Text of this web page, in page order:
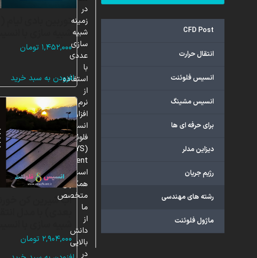
۱,۴۵۲,۰۰۰ تومان
افزودن به سبد خرید
آب شیرین کن
۲,۹۰۴,۰۰۰ تومان
CFD Post
انتقال حرارت
انسیس فلوئنت
انسیس مشینگ
برای حرفه ای ها
دیزاین مدلر
رژیم جریان
رشته های مهندسی
ماژول فلوئنت
در
زمینه
شبیه
سازی
عددی
با
استفاده
از
نرم
افزار
انسیس
فلوئنت
(ANSYS
Fluent)
است.
همکاران
متخصص
ما
از
دانش
بالایی
در